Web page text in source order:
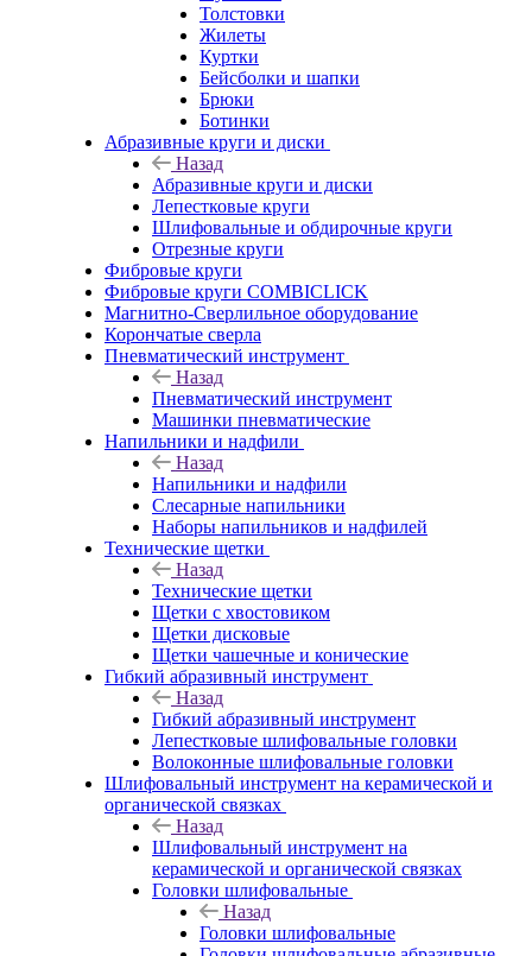
Толстовки
Жилеты
Куртки
Бейсболки и шапки
Брюки
Ботинки
Абразивные круги и диски
Назад
Абразивные круги и диски
Лепестковые круги
Шлифовальные и обдирочные круги
Отрезные круги
Фибровые круги
Фибровые круги COMBICLICK
Магнитно-Сверлильное оборудование
Корончатые сверла
Пневматический инструмент
Назад
Пневматический инструмент
Машинки пневматические
Напильники и надфили
Назад
Напильники и надфили
Слесарные напильники
Наборы напильников и надфилей
Технические щетки
Назад
Технические щетки
Щетки с хвостовиком
Щетки дисковые
Щетки чашечные и конические
Гибкий абразивный инструмент
Назад
Гибкий абразивный инструмент
Лепестковые шлифовальные головки
Волоконные шлифовальные головки
Шлифовальный инструмент на керамической и
органической связках
Назад
Шлифовальный инструмент на
керамической и органической связках
Головки шлифовальные
Назад
Головки шлифовальные